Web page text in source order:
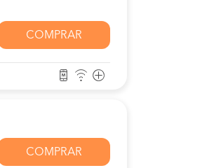
COMPRAR
COMPRAR